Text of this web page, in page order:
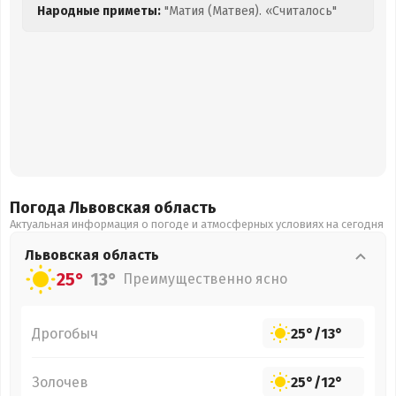
Народные приметы: "Матия (Матвея). «Считалось"
Погода Львовская область
Актуальная информация о погоде и атмосферных условиях на сегодня
Львовская область
25° 13° Преимущественно ясно
Дрогобыч 25°/13°
Золочев 25°/12°